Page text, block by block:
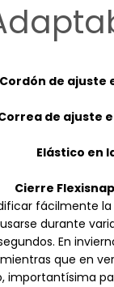
Cordón de ajuste
de ajuste
Elástico en
Cierre
fácilmente
durante
En
que en
importantísima